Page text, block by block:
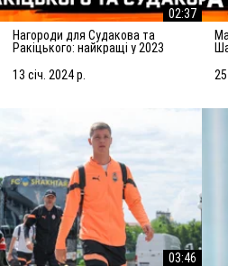
02:37
Нагороди для Судакова та
Ракіцького: найкращі у 2023
13 січ. 2024 р.
Матч із Колосом – наступний!
03:46